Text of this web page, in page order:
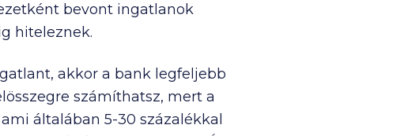
bevont ingatlanok
hiteleznek.
akkor a bank legfeljebb
számíthatsz, mert a
általában 5-30 százalékkal